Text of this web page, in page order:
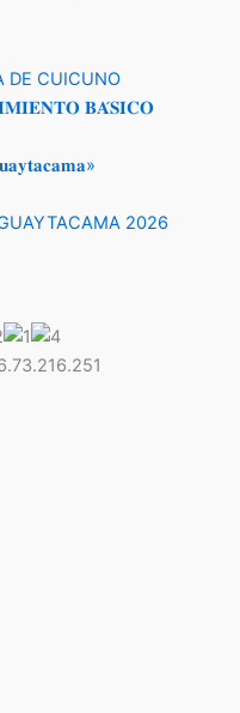
DE CUICUNO
𝐁𝐀́𝐒𝐈𝐂𝐎
2026